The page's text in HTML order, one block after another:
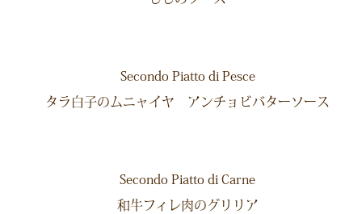
Secondo Piatto di Pesce
タラ白子のムニャイヤ アンチョビバターソース
Secondo Piatto di Carne
和牛フィレ肉のグリリア